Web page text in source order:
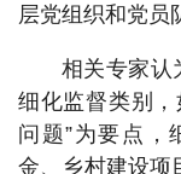
层党组织和党员
相关专家认
细化监督类别
问题”为要点，
金、乡村建设项